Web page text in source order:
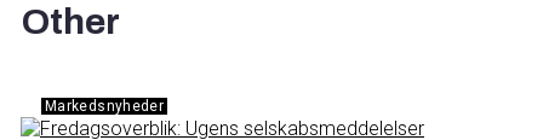
Other
Markedsnyheder